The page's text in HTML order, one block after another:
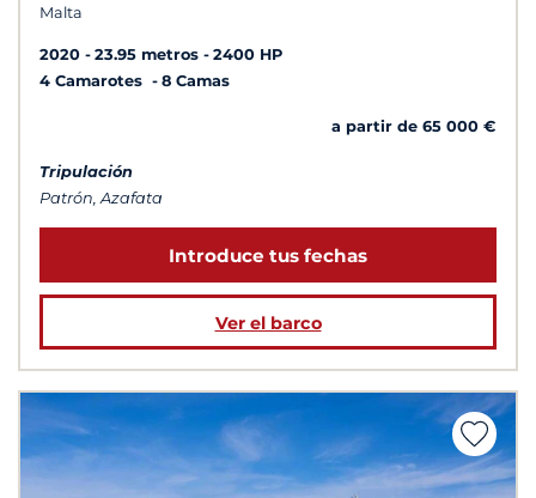
Malta
2020 23.95 metros
2400 HP
4 Camarotes
8 Camas
a partir de 65 000 €
Tripulación
Patrón, Azafata
Introduce tus fechas
Ver el barco